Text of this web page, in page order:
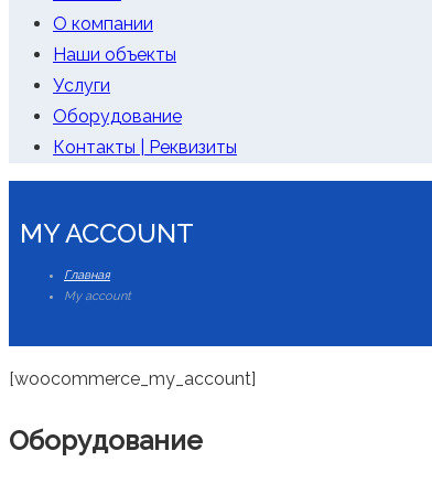
О компании
Наши объекты
Услуги
Оборудование
Контакты | Реквизиты
MY ACCOUNT
Главная
My account
[woocommerce_my_account]
Оборудование